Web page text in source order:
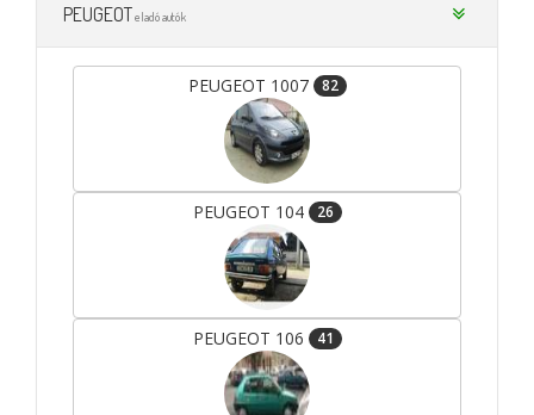
PEUGEOTeladó autók
PEUGEOT 1007 82
PEUGEOT 104 26
PEUGEOT 106 41